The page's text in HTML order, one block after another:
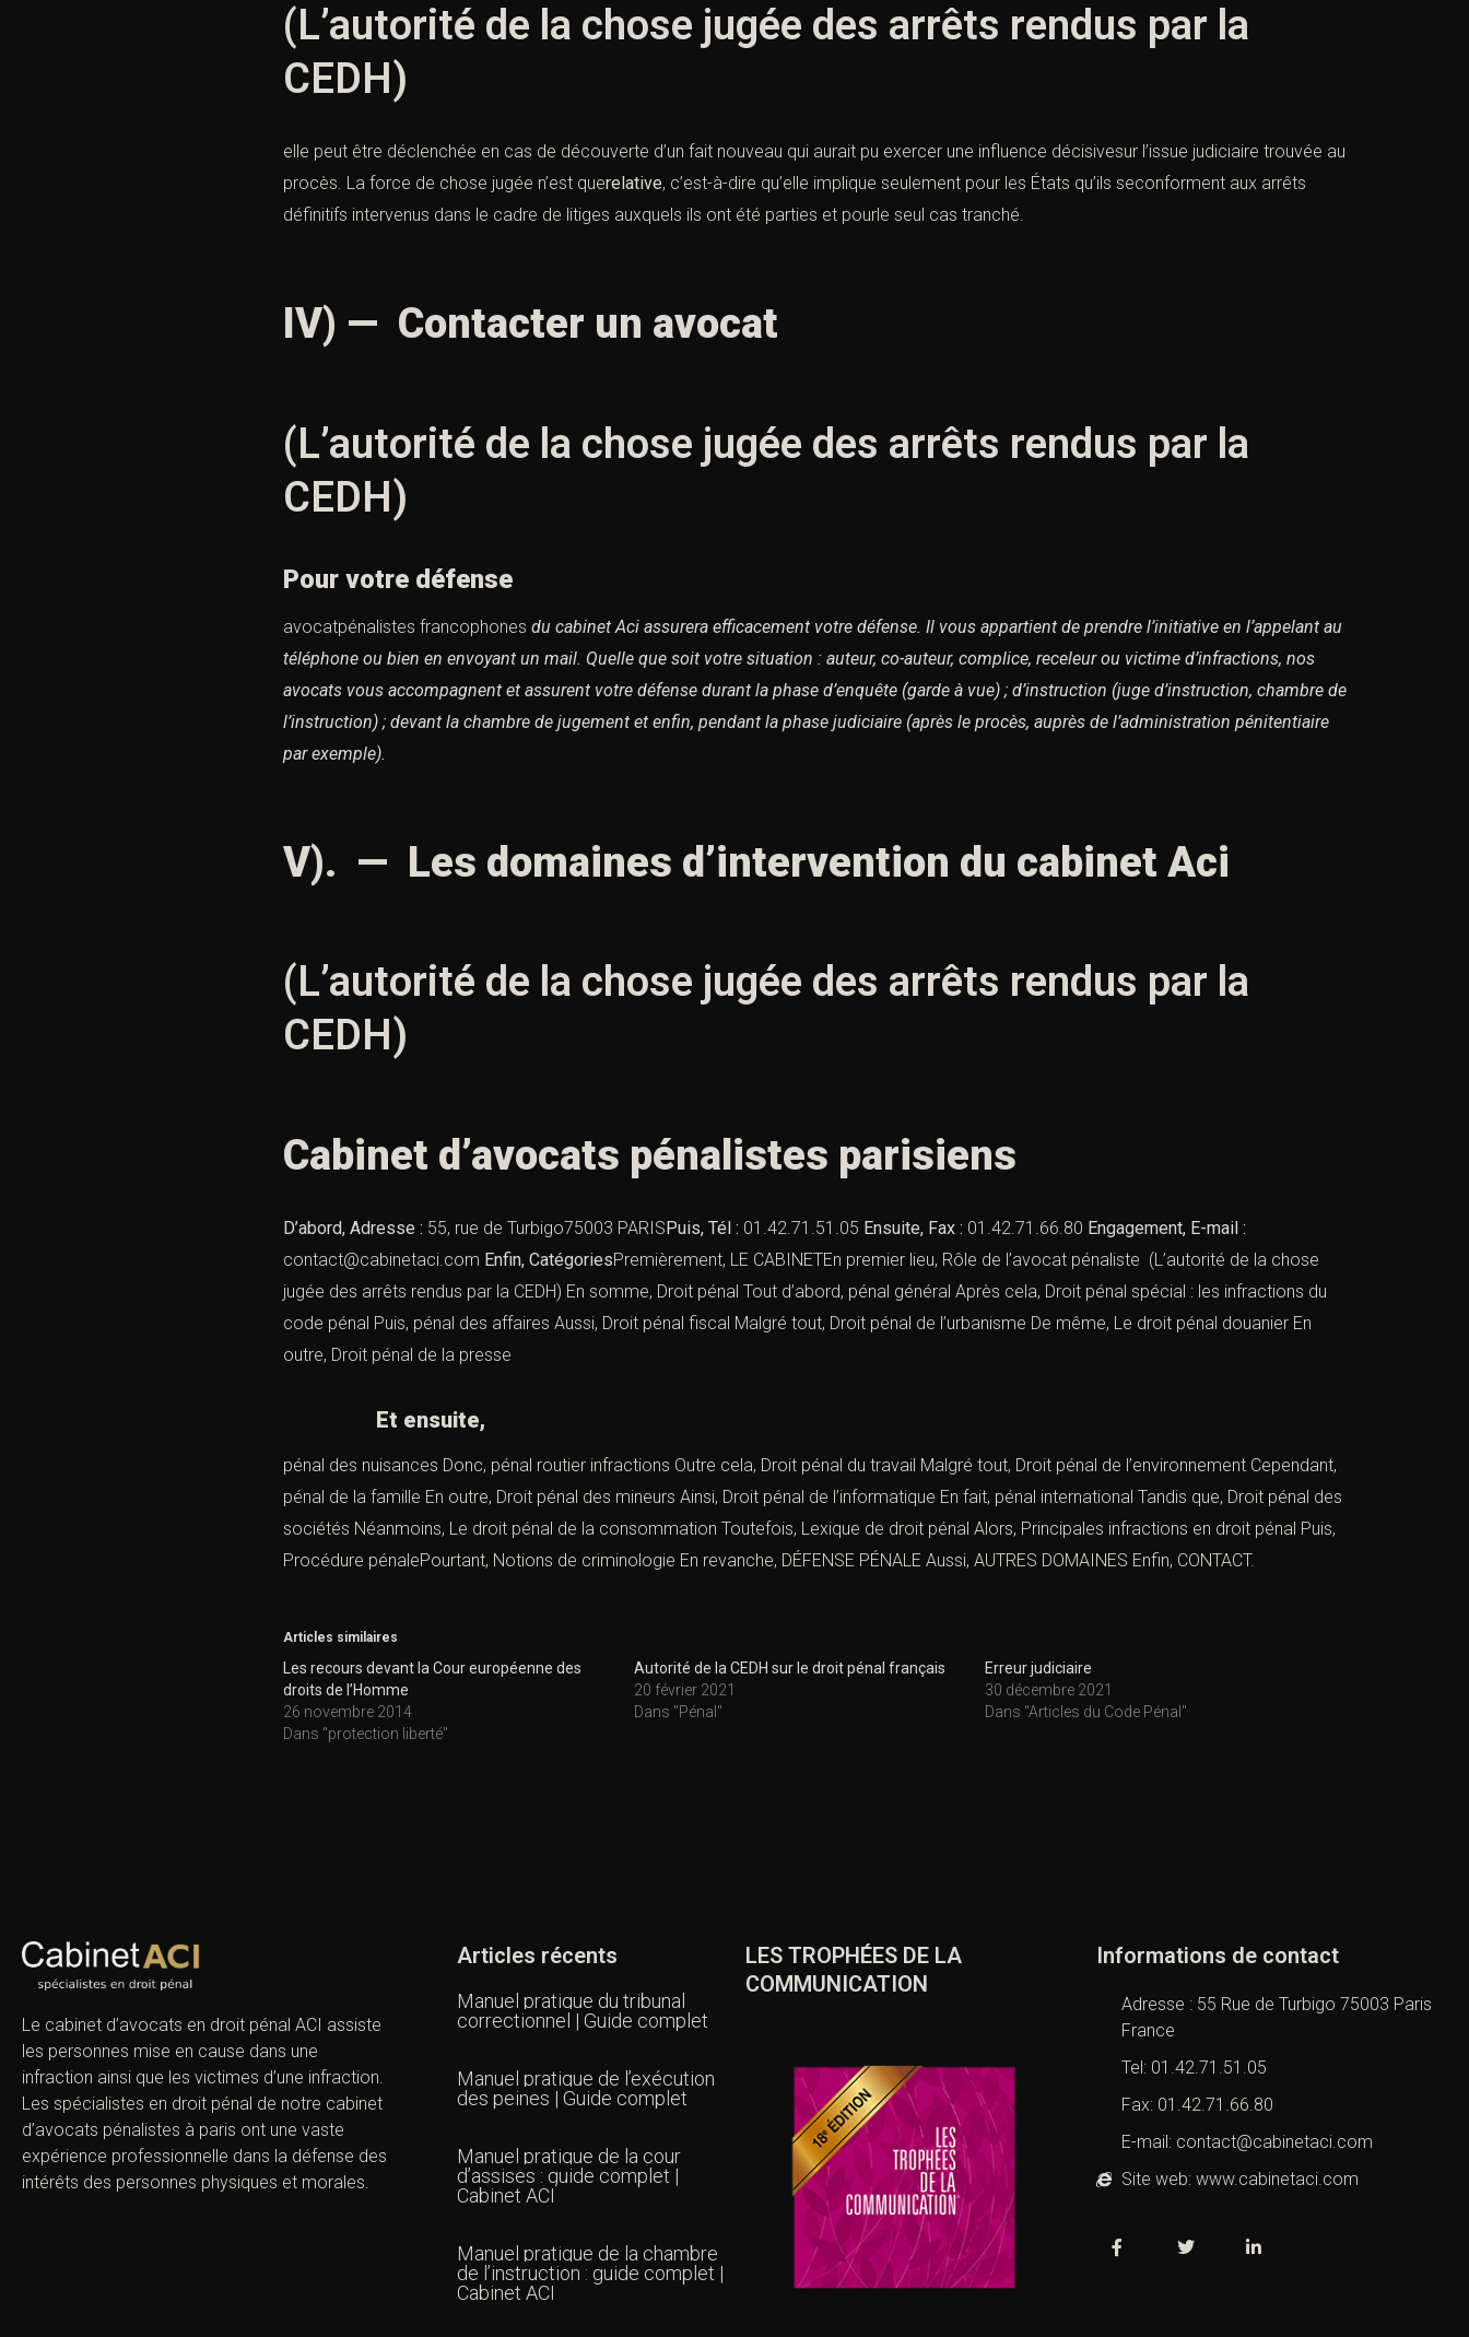
(L’autorité de la chose jugée des arrêts rendus par la
CEDH)
elle peut être déclenchée en cas de découverte d’un fait nouveau qui aurait pu exercer une influence décisivesur l’issue judiciaire trouvée au
procès. La force de chose jugée n’est querelative, c’est-à-dire qu’elle implique seulement pour les États qu’ils seconforment aux arrêts
définitifs intervenus dans le cadre de litiges auxquels ils ont été parties et pourle seul cas tranché.
IV) — Contacter un avocat
(L’autorité de la chose jugée des arrêts rendus par la
CEDH)
Pour votre défense
avocatpénalistes francophones du cabinet Aci assurera efficacement votre défense. Il vous appartient de prendre l’initiative en l’appelant au
téléphone ou bien en envoyant un mail. Quelle que soit votre situation : auteur, co-auteur, complice, receleur ou victime d’infractions, nos
avocats vous accompagnent et assurent votre défense durant la phase d’enquête (garde à vue) ; d’instruction (juge d’instruction, chambre de
l’instruction) ; devant la chambre de jugement et enfin, pendant la phase judiciaire (après le procès, auprès de l’administration pénitentiaire
par exemple).
V). — Les domaines d’intervention du cabinet Aci
(L’autorité de la chose jugée des arrêts rendus par la
CEDH)
Cabinet d’avocats pénalistes parisiens
D’abord, Adresse : 55, rue de Turbigo75003 PARISPuis, Tél : 01.42.71.51.05 Ensuite, Fax : 01.42.71.66.80 Engagement, E-mail :
contact@cabinetaci.com Enfin, CatégoriesPremièrement, LE CABINETEn premier lieu, Rôle de l’avocat pénaliste (L’autorité de la chose
jugée des arrêts rendus par la CEDH) En somme, Droit pénal Tout d’abord, pénal général Après cela, Droit pénal spécial : les infractions du
code pénal Puis, pénal des affaires Aussi, Droit pénal fiscal Malgré tout, Droit pénal de l’urbanisme De même, Le droit pénal douanier En
outre, Droit pénal de la presse
Et ensuite,
pénal des nuisances Donc, pénal routier infractions Outre cela, Droit pénal du travail Malgré tout, Droit pénal de l’environnement Cependant,
pénal de la famille En outre, Droit pénal des mineurs Ainsi, Droit pénal de l’informatique En fait, pénal international Tandis que, Droit pénal des
sociétés Néanmoins, Le droit pénal de la consommation Toutefois, Lexique de droit pénal Alors, Principales infractions en droit pénal Puis,
Procédure pénalePourtant, Notions de criminologie En revanche, DÉFENSE PÉNALE Aussi, AUTRES DOMAINES Enfin, CONTACT.
Articles similaires
Les recours devant la Cour européenne des
droits de l’Homme
26 novembre 2014
Dans "protection liberté"
Autorité de la CEDH sur le droit pénal français
20 février 2021
Dans "Pénal"
Erreur judiciaire
30 décembre 2021
Dans "Articles du Code Pénal"
Le cabinet d’avocats en droit pénal ACI assiste
les personnes mise en cause dans une
infraction ainsi que les victimes d’une infraction.
Les spécialistes en droit pénal de notre cabinet
d’avocats pénalistes à paris ont une vaste
expérience professionnelle dans la défense des
intérêts des personnes physiques et morales.
Articles récents
Manuel pratique du tribunal
correctionnel | Guide complet
Manuel pratique de l’exécution
des peines | Guide complet
Manuel pratique de la cour
d’assises : guide complet |
Cabinet ACI
Manuel pratique de la chambre
de l’instruction : guide complet |
Cabinet ACI
LES TROPHÉES DE LA
COMMUNICATION
Informations de contact
Adresse : 55 Rue de Turbigo 75003 Paris
France
Tel: 01.42.71.51.05
Fax: 01.42.71.66.80
E-mail: contact@cabinetaci.com
Site web: www.cabinetaci.com